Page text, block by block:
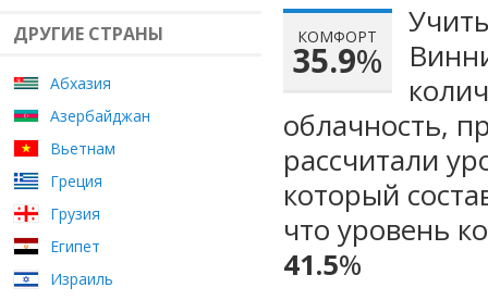
ДРУГИЕ СТРАНЫ
Абхазия
Азербайджан
Вьетнам
Греция
Грузия
Египет
Израиль
КОМФОРТ
35.9%
облачность,
рассчитали
который
что уровень
41.5%